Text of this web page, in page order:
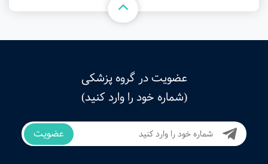
عضویت در گروه پزشکی
(شماره خود را وارد کنید)
عضویت